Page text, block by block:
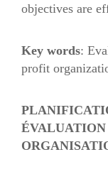
objectives are
Key words:
profit
ÉVALUATION